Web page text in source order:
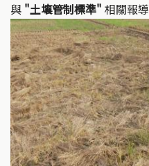
與 "土壤管制標準" 相關報導